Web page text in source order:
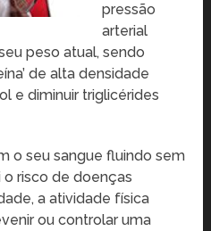
pressão
arterial
peso atual, sendo
de alta densidade
e diminuir triglicérides
o seu sangue fluindo sem
risco de doenças
a atividade física
ou controlar uma